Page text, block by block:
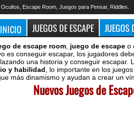
Escape Room, Juegos para Pensar, Riddles.
INICIO JUEGOS DE ESCAPE JUEGOS
de escape room juego de escape o
es conseguir escapar, los jugadores
una historia y conseguir escapar.
y habilidad , lo importante en los
más dinamismo y ayudan a crear un
Nuevos Juegos de